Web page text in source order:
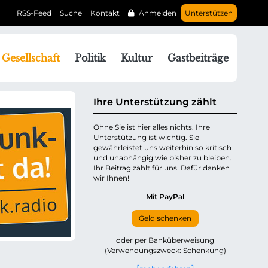
Unterstützen
Anmelden
Kontakt
Suche
RSS-Feed
Gesellschaft Politik Kultur Gastbeiträge
Ihre Unterstützung zählt
Ohne Sie ist hier alles nichts. Ihre
Unterstützung ist wichtig. Sie
gewährleistet uns weiterhin so kritisch
und unabhängig wie bisher zu bleiben.
Ihr Beitrag zählt für uns. Dafür danken
wir Ihnen!
Mit PayPal
Geld schenken
oder per Banküberweisung
(Verwendungszweck: Schenkung)